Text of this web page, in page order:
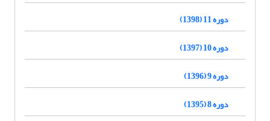
دوره 11 (1398)
دوره 10 (1397)
دوره 9 (1396)
دوره 8 (1395)